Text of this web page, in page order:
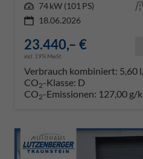
Leistung 74 kW (101 PS)
18.06.2026
23.440,– €
incl. 19% MwSt.
Verbrauch kombiniert: 5,60
CO2-Klasse: D
CO2-Emissionen: 127,00 g/